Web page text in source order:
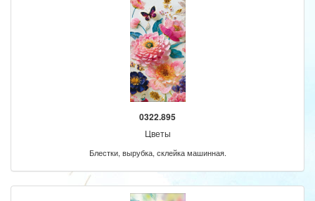
0322.895
Цветы
Блестки, вырубка, склейка машинная.